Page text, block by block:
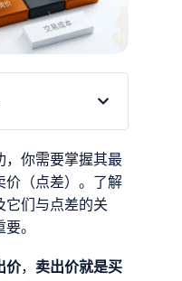
，你需要掌握其最
价（点差）。了解
它们与点差的关
。
价， 卖出价就是买